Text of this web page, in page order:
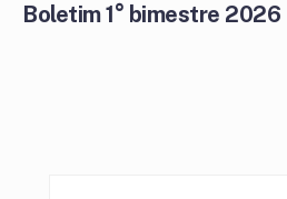
Boletim 1° bimestre 2026